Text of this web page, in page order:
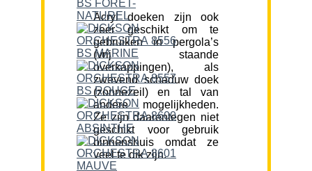
Acryl doeken zijn ook
zeer geschikt om te
gebruiken in pergola’s
(vrij staande
overkappingen), als
zwevend schaduw doek
(zonnezeil) en tal van
andere mogelijkheden.
Ze zijn daarentegen niet
geschikt voor gebruik
binnenshuis omdat ze
veel te dik zijn.